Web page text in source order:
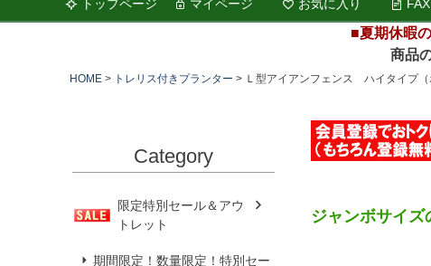
トップページ
マイページ お気に入り
■夏期休暇
商品のお
HOME トレリス付きプランター Ｌ型アイアンフェンス ハイタイプ
Category
限定特別セール＆アウ
トレット
期間限定！数量限定！特別セー
ジャンボサイズ